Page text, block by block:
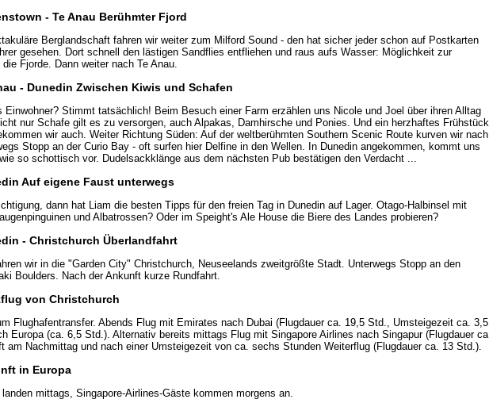
- Te Anau Berühmter Fjord
Berglandschaft fahren wir weiter zum Milford Sound - den hat sicher jeder schon auf Postkarten
gesehen. Dort schnell den lästigen Sandflies entfliehen und raus aufs Wasser: Möglichkeit zur
Fjorde. Dann weiter nach Te Anau.
- Dunedin Zwischen Kiwis und Schafen
Einwohner? Stimmt tatsächlich! Beim Besuch einer Farm erzählen uns Nicole und Joel über ihren Alltag
nur Schafe gilt es zu versorgen, auch Alpakas, Damhirsche und Ponies. Und ein herzhaftes Frühstück
wir auch. Weiter Richtung Süden: Auf der weltberühmten Southern Scenic Route kurven wir nach
Stopp an der Curio Bay - oft surfen hier Delfine in den Wellen. In Dunedin angekommen, kommt uns
so schottisch vor. Dudelsackklänge aus dem nächsten Pub bestätigen den Verdacht ...
Auf eigene Faust unterwegs
dann hat Liam die besten Tipps für den freien Tag in Dunedin auf Lager. Otago-Halbinsel mit
und Albatrossen? Oder im Speight's Ale House die Biere des Landes probieren?
- Christchurch Überlandfahrt
wir in die "Garden City" Christchurch, Neuseelands zweitgrößte Stadt. Unterwegs Stopp an den
Boulders. Nach der Ankunft kurze Rundfahrt.
von Christchurch
Flughafentransfer. Abends Flug mit Emirates nach Dubai (Flugdauer ca. 19,5 Std., Umsteigezeit ca. 3,5
Europa (ca. 6,5 Std.). Alternativ bereits mittags Flug mit Singapore Airlines nach Singapur (Flugdauer ca.
am Nachmittag und nach einer Umsteigezeit von ca. sechs Stunden Weiterflug (Flugdauer ca. 13 Std.).
in Europa
mittags, Singapore-Airlines-Gäste kommen morgens an.